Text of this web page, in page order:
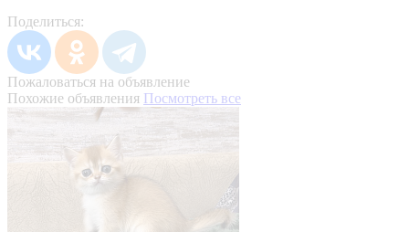
Поделиться:
Пожаловаться на объявление
Похожие объявления Посмотреть все